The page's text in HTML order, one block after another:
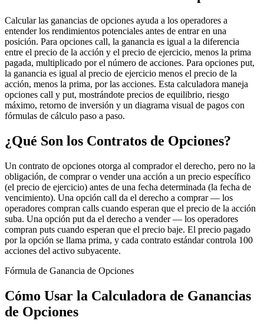
Calcular las ganancias de opciones ayuda a los operadores a
entender los rendimientos potenciales antes de entrar en una
posición. Para opciones call, la ganancia es igual a la diferencia
entre el precio de la acción y el precio de ejercicio, menos la prima
pagada, multiplicado por el número de acciones. Para opciones put,
la ganancia es igual al precio de ejercicio menos el precio de la
acción, menos la prima, por las acciones. Esta calculadora maneja
opciones call y put, mostrándote precios de equilibrio, riesgo
máximo, retorno de inversión y un diagrama visual de pagos con
fórmulas de cálculo paso a paso.
¿Qué Son los Contratos de Opciones?
Un contrato de opciones otorga al comprador el derecho, pero no la
obligación, de comprar o vender una acción a un precio específico
(el precio de ejercicio) antes de una fecha determinada (la fecha de
vencimiento). Una opción call da el derecho a comprar — los
operadores compran calls cuando esperan que el precio de la acción
suba. Una opción put da el derecho a vender — los operadores
compran puts cuando esperan que el precio baje. El precio pagado
por la opción se llama prima, y cada contrato estándar controla 100
acciones del activo subyacente.
Fórmula de Ganancia de Opciones
Cómo Usar la Calculadora de Ganancias
de Opciones